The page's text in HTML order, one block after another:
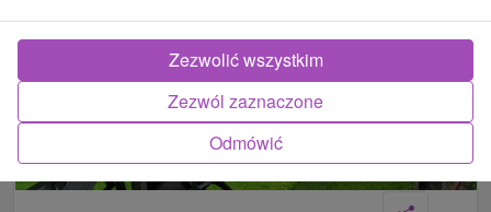
Odmówić
Zezwól zaznaczone
Zezwolić wszystkim